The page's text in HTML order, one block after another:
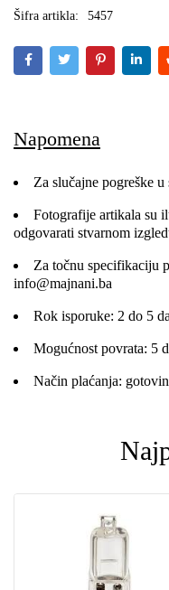
Šifra artikla:
5457
Napomena
Za slučajne pogreške
Fotografije artikala su
odgovarati stvarnom
Za točnu specifikaciju
info@majnani.ba
Rok isporuke: 2 do 5
Mogućnost povrata: 5
Način plaćanja: